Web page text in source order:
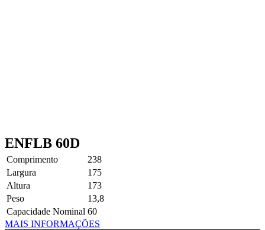
ENFLB 60D
Comprimento
238
Largura
175
Altura
173
Peso
13,8
Capacidade Nominal 60
MAIS INFORMAÇÕES